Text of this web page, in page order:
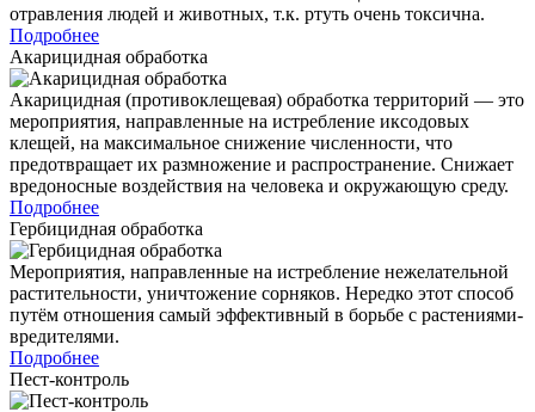
отравления людей и животных, т.к. ртуть очень токсична.
Подробнее
Акарицидная обработка
Акарицидная (противоклещевая) обработка территорий — это
мероприятия, направленные на истребление иксодовых
клещей, на максимальное снижение численности, что
предотвращает их размножение и распространение. Снижает
вредоносные воздействия на человека и окружающую среду.
Подробнее
Гербицидная обработка
Мероприятия, направленные на истребление нежелательной
растительности, уничтожение сорняков. Нередко этот способ
путём отношения самый эффективный в борьбе с растениями-
вредителями.
Подробнее
Пест-контроль